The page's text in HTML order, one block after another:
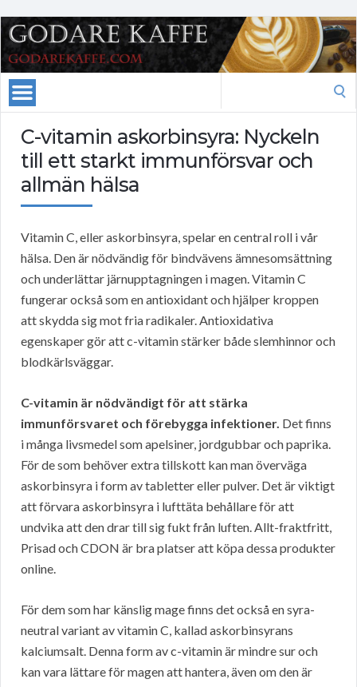
C-vitamin askorbinsyra: Nyckeln
till ett starkt immunförsvar och
allmän hälsa
Vitamin C, eller askorbinsyra, spelar en central roll i vår
hälsa. Den är nödvändig för bindvävens ämnesomsättning
och underlättar järnupptagningen i magen. Vitamin C
fungerar också som en antioxidant och hjälper kroppen
att skydda sig mot fria radikaler. Antioxidativa
egenskaper gör att c-vitamin stärker både slemhinnor och
blodkärlsväggar.
C-vitamin är nödvändigt för att stärka
immunförsvaret och förebygga infektioner. Det finns
i många livsmedel som apelsiner, jordgubbar och paprika.
För de som behöver extra tillskott kan man överväga
askorbinsyra i form av tabletter eller pulver. Det är viktigt
att förvara askorbinsyra i lufttäta behållare för att
undvika att den drar till sig fukt från luften. Allt-fraktfritt,
Prisad och CDON är bra platser att köpa dessa produkter
online.
För dem som har känslig mage finns det också en syra-
neutral variant av vitamin C, kallad askorbinsyrans
kalciumsalt. Denna form av c-vitamin är mindre sur och
kan vara lättare för magen att hantera, även om den är